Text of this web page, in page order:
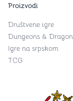
Games4you logo
Proizvodi
Društvene igre
Dungeons &
Igre na srpskom
TCG